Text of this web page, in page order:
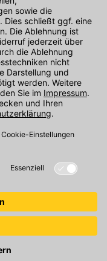
von 08:00 - 17:00
für Sie erreichbar.
nutzen.
finden Sie